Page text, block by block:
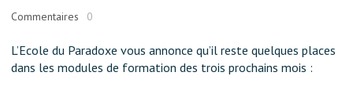
Commentaires 0
L’Ecole du Paradoxe vous annonce qu’il reste quelques places
dans les modules de formation des trois prochains mois :